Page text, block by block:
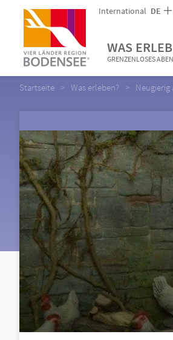
International DE
WAS
GRENZENLOSES
Startseite Was erleben?